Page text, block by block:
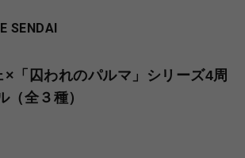
SENDAI
×「囚われのパルマ」シリーズ4周
（全３種）